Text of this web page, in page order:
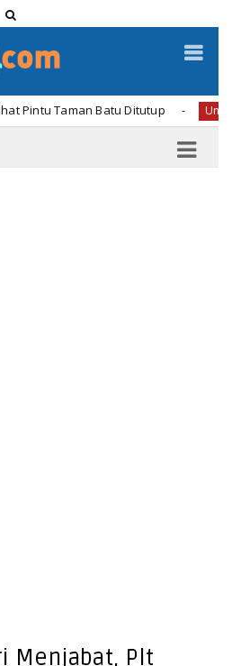
Batu Ditutup Uncategorized
Menjabat, Plt